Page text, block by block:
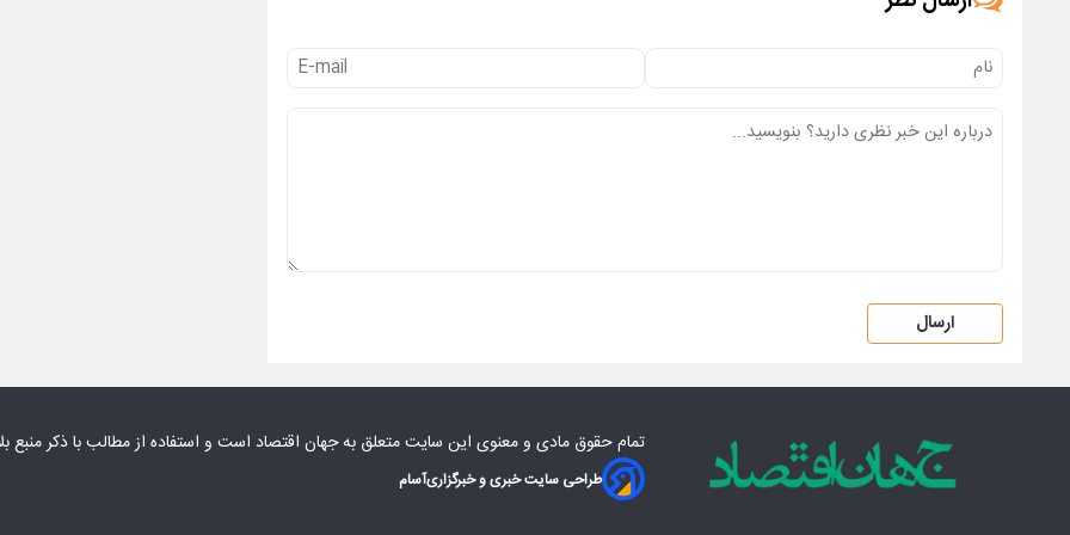
ارسال
تمام حقوق مادی‌ و معنوی این سایت متعلق بهجهان اقتصاد است و استفاده از مطالب با ذکر منبع
طراحی سایت خبری و خبرگزاریآسام